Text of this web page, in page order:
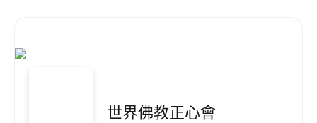
世界佛教正心會